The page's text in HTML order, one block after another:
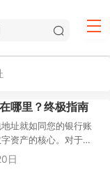
哪里？终极指南
址就如同您的银行账
资产的核心。对于
是新手还是老手，一
日